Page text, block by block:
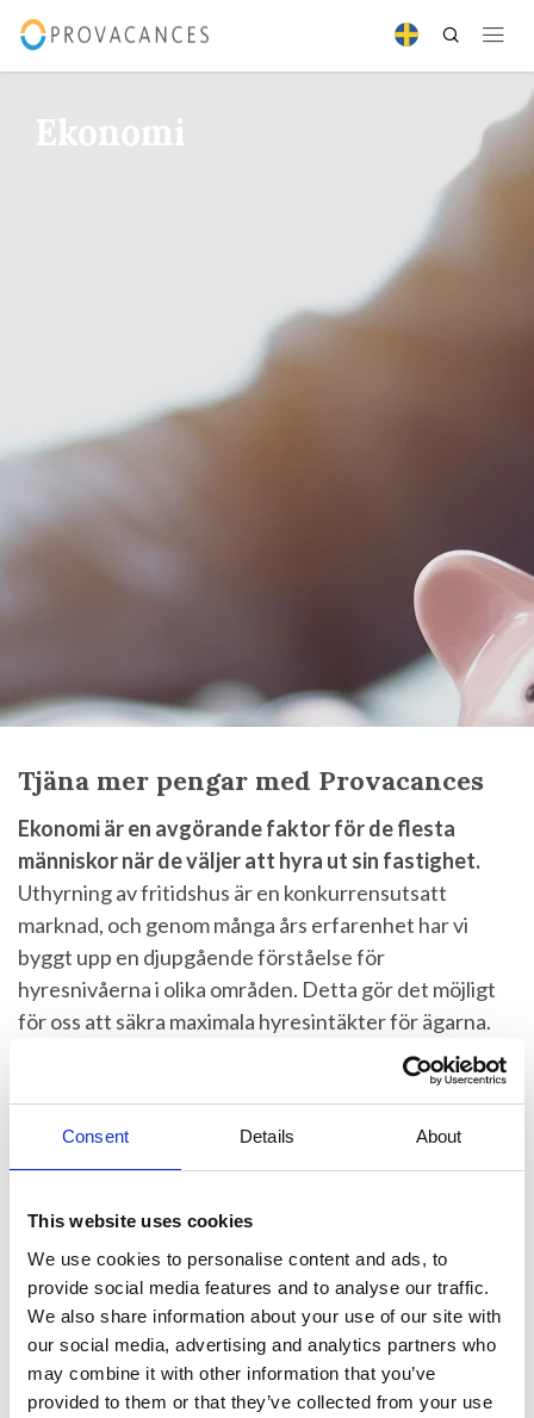
Consent Details About
This website uses cookies
We use cookies to personalise content and ads, to
provide social media features and to analyse our traffic.
We also share information about your use of our site with
our social media, advertising and analytics partners who
may combine it with other information that you’ve
provided to them or that they’ve collected from your use
Ekonomi
Tjäna mer pengar med Provacances
Ekonomi är en avgörande faktor för de flesta
människor när de väljer att hyra ut sin fastighet.
Uthyrning av fritidshus är en konkurrensutsatt
marknad, och genom många års erfarenhet har vi
byggt upp en djupgående förståelse för
hyresnivåerna i olika områden. Detta gör det möjligt
för oss att säkra maximala hyresintäkter för ägarna.
Även om andra byråer ibland erbjuder högre priser
betyder det inte alltid att de kan hyra ut fastigheten
marknad där även små prisskillnader kan ha stor
en låg provision, så att våra hyrespriser förblir
konkurrenskraftiga.
Här är ytterligare fördelar med att välja oss:
Förskottsbetalning av hyresintäkter:
Direkt till ett danskt eller utländskt konto.